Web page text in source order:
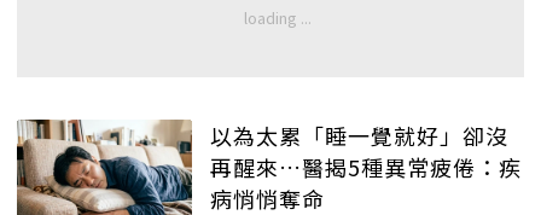
以為太累「睡一覺就好」卻沒
再醒來…醫揭5種異常疲倦：疾
病悄悄奪命